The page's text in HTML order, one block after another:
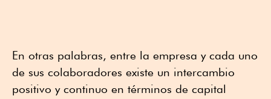
En otras palabras, entre la empresa y cada uno
de sus colaboradores existe un intercambio
positivo y continuo en términos de capital